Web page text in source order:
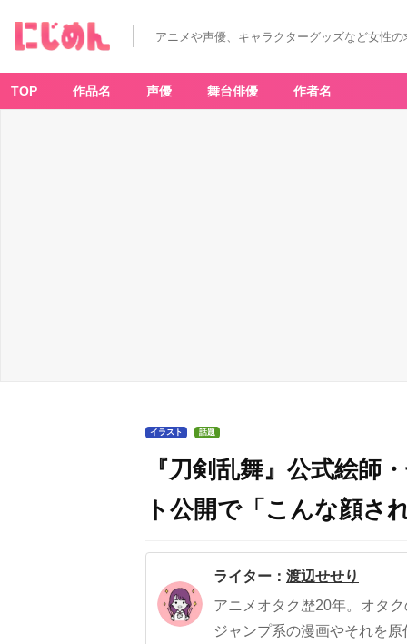
アニメや声優、キャラクターグッズなど女性
TOP 作品名 声優 舞台俳優 作者名
イラスト 話題
『刀剣乱舞』公式絵師
ト公開で「こんな顔さ
ライター： 渡辺せせり
アニメオタク歴20年。オタ
ジャンプ系の漫画やそれを